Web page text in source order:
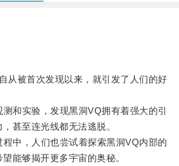
被首次发现以来，就引发了人们的好
实验，发现黑洞VQ拥有着强大的引
甚至连光线都无法逃脱。
，人们也尝试着探索黑洞VQ内部的
能够揭开更多宇宙的奥秘。